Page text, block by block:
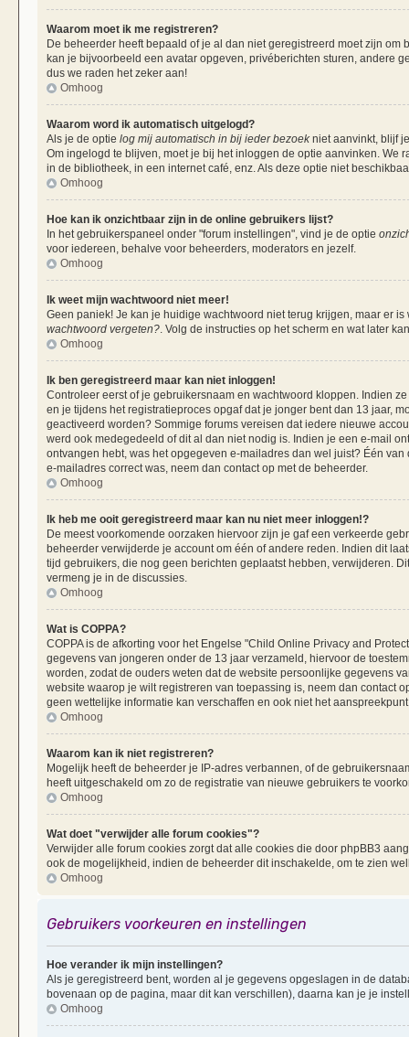
Waarom moet ik me registreren?
De beheerder heeft bepaald of je al dan niet geregistreerd moet zijn
kan je bijvoorbeeld een avatar opgeven, privéberichten sturen, andere
dus we raden het zeker aan!
Omhoog
Waarom word ik automatisch uitgelogd?
Als je de optie log mij automatisch in bij ieder bezoekniet aanvinkt, blijf
Om ingelogd te blijven, moet je bij het inloggen de optie aanvinken. We
in de bibliotheek, in een internet café, enz. Als deze optie niet
Omhoog
Hoe kan ik onzichtbaar zijn in de online gebruikers lijst?
In het gebruikerspaneel onder "forum instellingen", vind je de optie
voor iedereen, behalve voor beheerders, moderators en jezelf.
Omhoog
Ik weet mijn wachtwoord niet meer!
Geen paniek! Je kan je huidige wachtwoord niet terug krijgen, maar er
wachtwoord vergeten? . Volg de instructies op het scherm en wat later
Omhoog
Ik ben geregistreerd maar kan niet inloggen!
Controleer eerst of je gebruikersnaam en wachtwoord kloppen. Indien
en je tijdens het registratieproces opgaf dat je jonger bent dan 13 jaar,
geactiveerd worden? Sommige forums vereisen dat iedere nieuwe
werd ook medegedeeld of dit al dan niet nodig is. Indien je een e-mail
ontvangen hebt, was het opgegeven e-mailadres dan wel juist? Één
e-mailadres correct was, neem dan contact op met de beheerder.
Omhoog
Ik heb me ooit geregistreerd maar kan nu niet meer inloggen!?
De meest voorkomende oorzaken hiervoor zijn je gaf een verkeerde
beheerder verwijderde je account om één of andere reden. Indien dit
tijd gebruikers, die nog geen berichten geplaatst hebben, verwijderen.
vermeng je in de discussies.
Omhoog
Wat is COPPA?
COPPA is de afkorting voor het Engelse "Child Online Privacy and
gegevens van jongeren onder de 13 jaar verzameld, hiervoor de
worden, zodat de ouders weten dat de website persoonlijke gegevens
website waarop je wilt registreren van toepassing is, neem dan contact
geen wettelijke informatie kan verschaffen en ook niet het
Omhoog
Waarom kan ik niet registreren?
Mogelijk heeft de beheerder je IP-adres verbannen, of de
heeft uitgeschakeld om zo de registratie van nieuwe gebruikers te
Omhoog
Wat doet "verwijder alle forum cookies"?
Verwijder alle forum cookies zorgt dat alle cookies die door phpBB3
ook de mogelijkheid, indien de beheerder dit inschakelde, om te zien
Omhoog
Gebruikers voorkeuren en instellingen
Hoe verander ik mijn instellingen?
Als je geregistreerd bent, worden al je gegevens opgeslagen in de
bovenaan op de pagina, maar dit kan verschillen), daarna kan je je
Omhoog